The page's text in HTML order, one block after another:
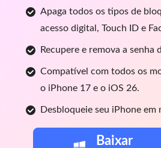
Apaga todos os tipos de
acesso digital, Touch ID e
Recupere e remova a senha
Compatível com todos os
o iPhone 17 e o iOS 26.
Desbloqueie seu iPhone em
Baixar